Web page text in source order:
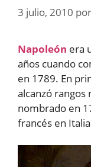
3 julio, 2010 por
Napoleón era
años cuando
en 1789. En
alcanzó rangos
nombrado en
francés en